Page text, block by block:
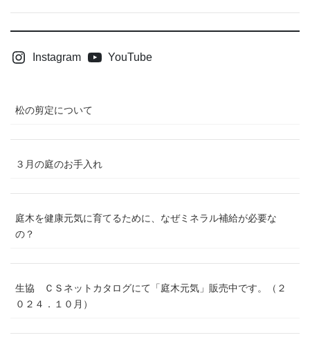
Instagram YouTube
松の剪定について
３月の庭のお手入れ
庭木を健康元気に育てるために、なぜミネラル補給が必要な
の？
生協 ＣＳネットカタログにて「庭木元気」販売中です。（２
０２４．１０月）